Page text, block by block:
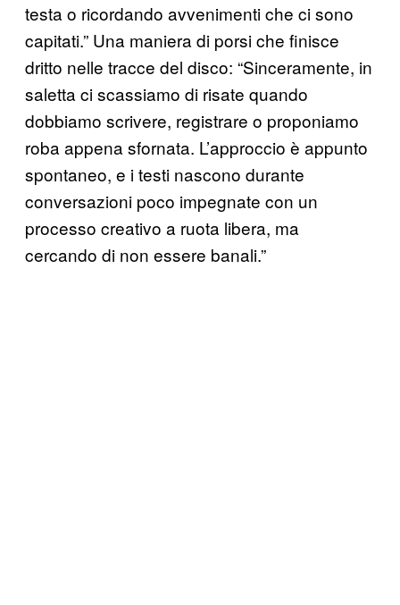
testa o ricordando avvenimenti che ci sono
capitati.” Una maniera di porsi che finisce
dritto nelle tracce del disco: “Sinceramente, in
saletta ci scassiamo di risate quando
dobbiamo scrivere, registrare o proponiamo
roba appena sfornata. L’approccio è appunto
spontaneo, e i testi nascono durante
conversazioni poco impegnate con un
processo creativo a ruota libera, ma
cercando di non essere banali.”